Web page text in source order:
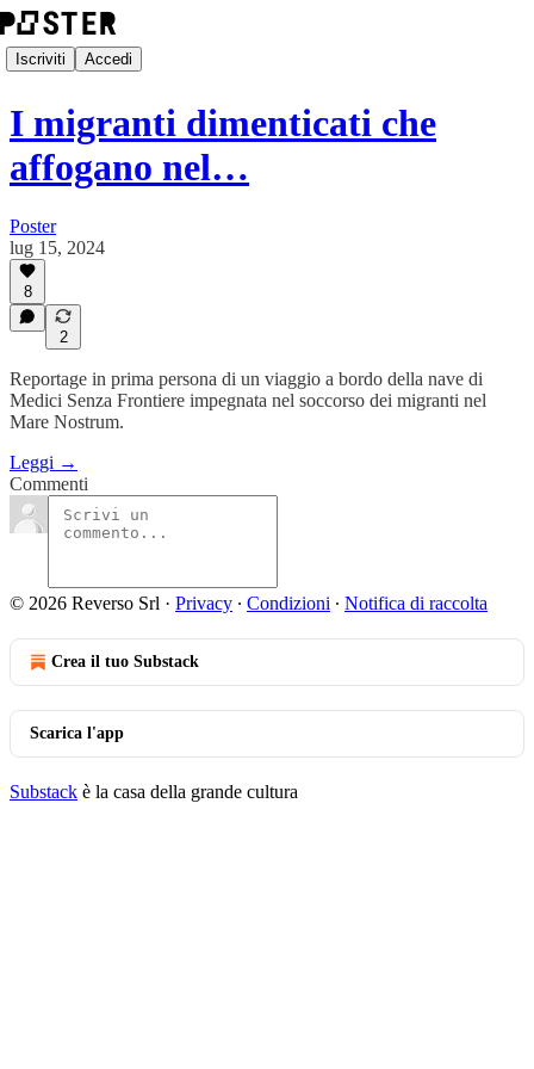
Iscriviti Accedi
I migranti dimenticati che
affogano nel…
Poster
lug 15, 2024
8
2
Reportage in prima persona di un viaggio a bordo della nave di
Medici Senza Frontiere impegnata nel soccorso dei migranti nel
Mare Nostrum.
Leggi →
Commenti
© 2026 Reverso Srl · Privacy ∙ Condizioni ∙ Notifica di raccolta
Crea il tuo Substack
Scarica l'app
Substack è la casa della grande cultura